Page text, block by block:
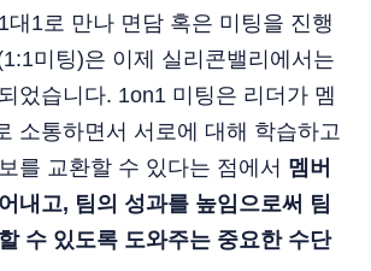
대1로 만나 면담 혹은 미팅을 진행
미팅)은 이제 실리콘밸리에서는
었습니다. 1on1 미팅은 리더가 멤
소통하면서 서로에 대해 학습하고
를 교환할 수 있다는 점에서 멤버
내고, 팀의 성과를 높임으로써 팀
수 있도록 도와주는 중요한 수단